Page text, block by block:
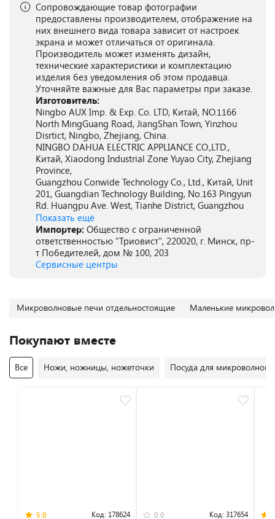
Сопровождающие товар фотографии
предоставлены производителем, отображение на
них внешнего вида товара зависит от настроек
экрана и может отличаться от оригинала.
Производитель может изменять дизайн,
технические характеристики и комплектацию
изделия без уведомления об этом продавца.
Уточняйте важные для Вас параметры при заказе.
Изготовитель:
Ningbo AUX Imp. & Exp. Co. LTD, Китай, NO.1166
North MingGuang Road, JiangShan Town, Yinzhou
Disrtict, Ningbo, Zhejiang, China.
NINGBO DAHUA ELECTRIC APPLIANCE CO.,LTD.,
Китай, Xiaodong Industrial Zone Yuyao City, Zhejiang
Province,
Guangzhou Conwide Technology Co., Ltd., Китай, Unit
201, Guangdian Technology Building, No.163 Pingyun
Rd. Huangpu Ave. West, Tianhe District, Guangzhou
Показать ещё
Импортер: Общество с ограниченной
ответственностью "Триовист", 220020, г. Минск, пр-
т Победителей, дом № 100, 203
Сервисные центры
Микроволновые печи отдельностоящие Маленькие
Покупают вместе
Все Ножи, ножницы, ножеточки Посуда для
5.0 Код: 178624
0.0 Код: 317654